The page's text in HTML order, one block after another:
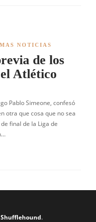
NOTICIAS
de los
Atlético
Pablo Simeone, confesó
otra que cosa que no sea
final de la Liga de
Shufflehound.